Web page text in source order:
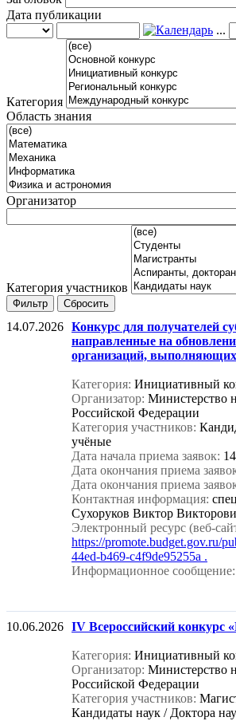
Дата публикации
...
Категория
Область знания
Организатор
Категория участников
Фильтр Сбросить
14.07.2026 Конкурс для получателей
направленные на
организаций,
Категория: Инициативный
Организатор: Министерство
Российской Федерации
Категория участников:
учёные
Дата начала приема заявок:
Дата окончания приема
Дата окончания приема
Контактная информация:
Сухоруков Виктор
Электронный ресурс (веб-
https://promote.budget.gov.ru/
44ed-b469-c4f9de95255a .
Информационное сообщение:
10.06.2026 IV Всероссийский конкурс
Категория: Инициативный
Организатор: Министерство
Российской Федерации
Категория участников:
Кандидаты наук / Доктора